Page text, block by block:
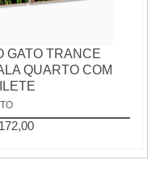
GATO TRANCE
QUARTO COM